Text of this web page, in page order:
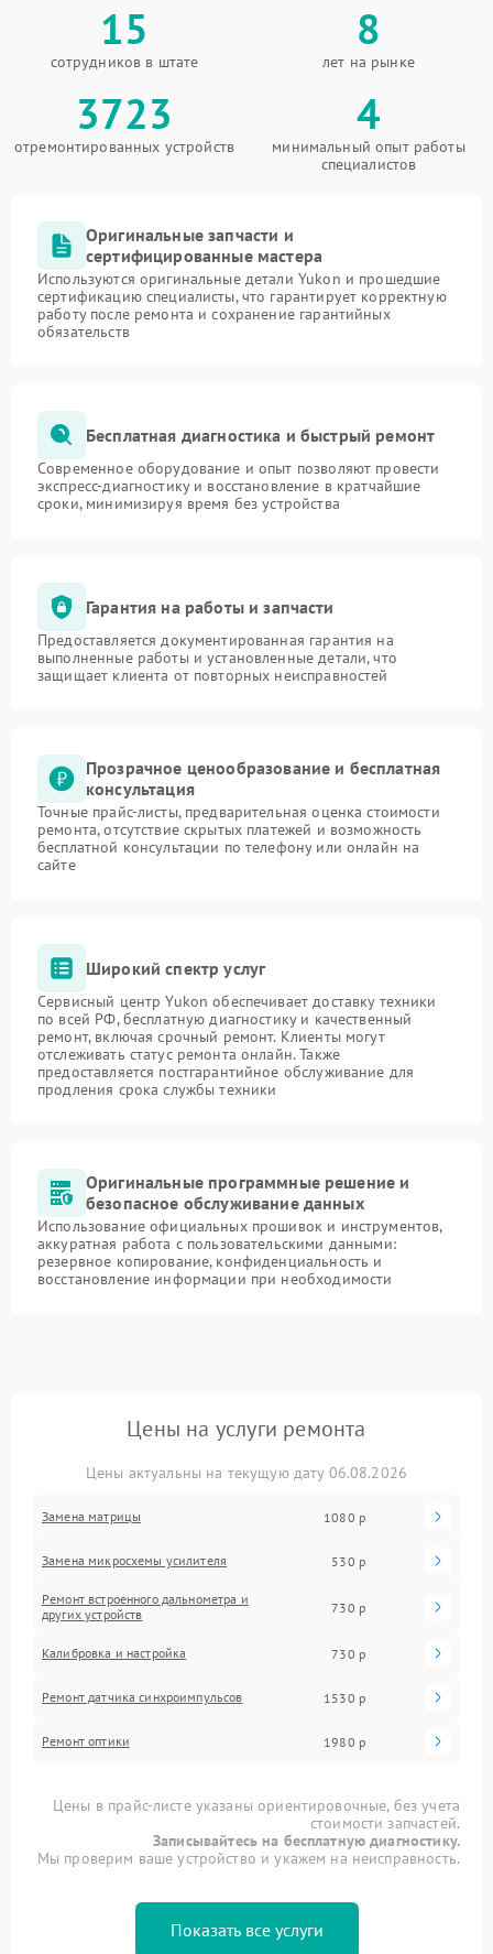
15
сотрудников в штате
8
лет на рынке
3723
отремонтированных устройств
4
минимальный опыт работы
специалистов
Оригинальные запчасти и
сертифицированные мастера
Используются оригинальные детали Yukon и прошедшие
сертификацию специалисты, что гарантирует корректную
работу после ремонта и сохранение гарантийных
обязательств
Бесплатная диагностика и быстрый ремонт
Современное оборудование и опыт позволяют провести
экспресс-диагностику и восстановление в кратчайшие
сроки, минимизируя время без устройства
Гарантия на работы и запчасти
Предоставляется документированная гарантия на
выполненные работы и установленные детали, что
защищает клиента от повторных неисправностей
Прозрачное ценообразование и бесплатная
консультация
Точные прайс-листы, предварительная оценка стоимости
ремонта, отсутствие скрытых платежей и возможность
бесплатной консультации по телефону или онлайн на
сайте
Широкий спектр услуг
Сервисный центр Yukon обеспечивает доставку техники
по всей РФ, бесплатную диагностику и качественный
ремонт, включая срочный ремонт. Клиенты могут
отслеживать статус ремонта онлайн. Также
предоставляется постгарантийное обслуживание для
продления срока службы техники
Оригинальные программные решение и
безопасное обслуживание данных
Использование официальных прошивок и инструментов,
аккуратная работа с пользовательскими данными:
резервное копирование, конфиденциальность и
восстановление информации при необходимости
Цены на услуги ремонта
Цены актуальны на текущую дату 06.08.2026
Замена матрицы 1080 р
Замена микросхемы усилителя 530 р
Ремонт встроенного дальнометра и
других устройств
730 р
Калибровка и настройка 730 р
Ремонт датчика синхроимпульсов 1530 р
Ремонт оптики 1980 р
Цены в прайс-листе указаны ориентировочные, без учета
стоимости запчастей.
Записывайтесь на бесплатную диагностику.
Мы проверим ваше устройство и укажем на неисправность.
Показать все услуги